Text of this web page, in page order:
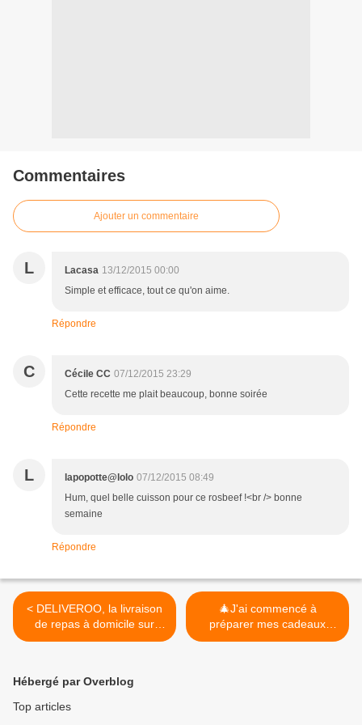
Commentaires
Ajouter un commentaire
L Lacasa 13/12/2015 00:00
Simple et efficace, tout ce qu'on aime.
Répondre
C Cécile CC 07/12/2015 23:29
Cette recette me plait beaucoup, bonne soirée
Répondre
L lapopotte@lolo 07/12/2015 08:49
Hum, quel belle cuisson pour ce rosbeef !<br /> bonne
semaine
Répondre
< DELIVEROO, la livraison
de repas à domicile sur
Bordeaux
🎄J'ai commencé à
préparer mes cadeaux
gourmands pour Noël ... Et
Hébergé par Overblog
Top articles